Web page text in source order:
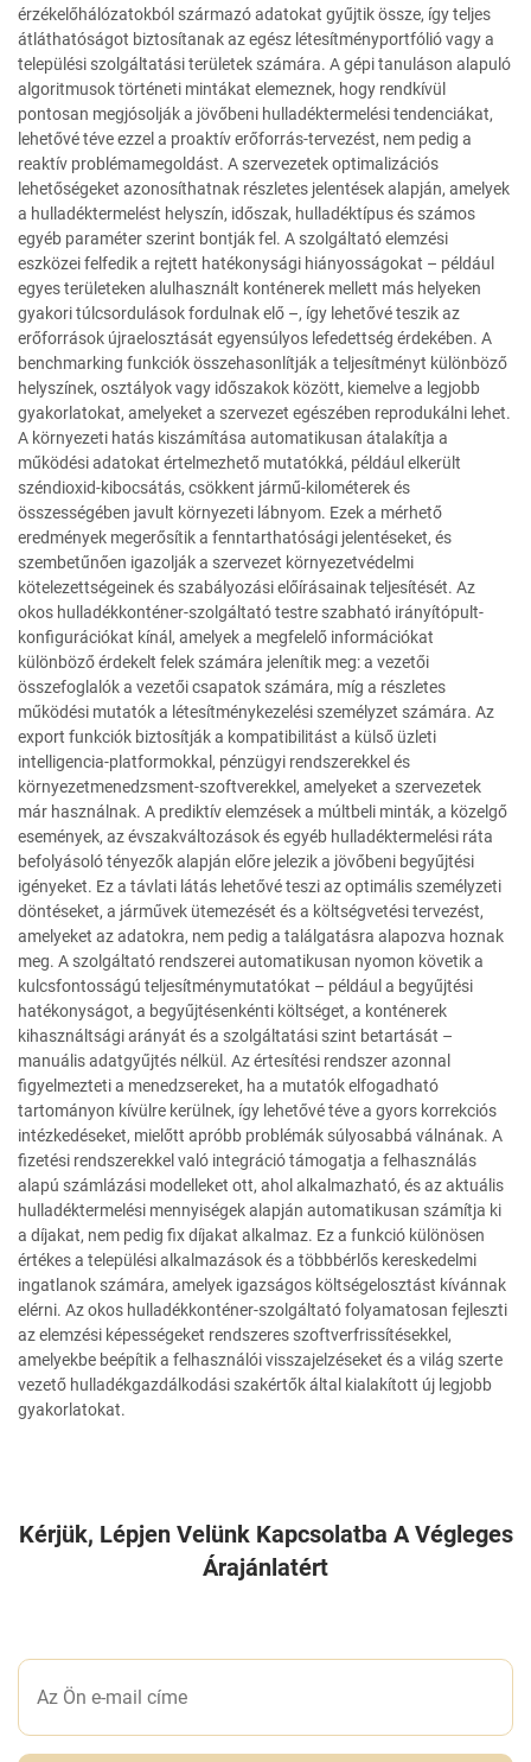
érzékelőhálózatokból származó adatokat gyűjtik össze, így teljes
átláthatóságot biztosítanak az egész létesítményportfólió vagy a
települési szolgáltatási területek számára. A gépi tanuláson alapuló
algoritmusok történeti mintákat elemeznek, hogy rendkívül
pontosan megjósolják a jövőbeni hulladéktermelési tendenciákat,
lehetővé téve ezzel a proaktív erőforrás-tervezést, nem pedig a
reaktív problémamegoldást. A szervezetek optimalizációs
lehetőségeket azonosíthatnak részletes jelentések alapján, amelyek
a hulladéktermelést helyszín, időszak, hulladéktípus és számos
egyéb paraméter szerint bontják fel. A szolgáltató elemzési
eszközei felfedik a rejtett hatékonysági hiányosságokat – például
egyes területeken alulhasznált konténerek mellett más helyeken
gyakori túlcsordulások fordulnak elő –, így lehetővé teszik az
erőforrások újraelosztását egyensúlyos lefedettség érdekében. A
benchmarking funkciók összehasonlítják a teljesítményt különböző
helyszínek, osztályok vagy időszakok között, kiemelve a legjobb
gyakorlatokat, amelyeket a szervezet egészében reprodukálni lehet.
A környezeti hatás kiszámítása automatikusan átalakítja a
működési adatokat értelmezhető mutatókká, például elkerült
széndioxid-kibocsátás, csökkent jármű-kilométerek és
összességében javult környezeti lábnyom. Ezek a mérhető
eredmények megerősítik a fenntarthatósági jelentéseket, és
szembetűnően igazolják a szervezet környezetvédelmi
kötelezettségeinek és szabályozási előírásainak teljesítését. Az
okos hulladékkonténer-szolgáltató testre szabható irányítópult-
konfigurációkat kínál, amelyek a megfelelő információkat
különböző érdekelt felek számára jelenítik meg: a vezetői
összefoglalók a vezetői csapatok számára, míg a részletes
működési mutatók a létesítménykezelési személyzet számára. Az
export funkciók biztosítják a kompatibilitást a külső üzleti
intelligencia-platformokkal, pénzügyi rendszerekkel és
környezetmenedzsment-szoftverekkel, amelyeket a szervezetek
már használnak. A prediktív elemzések a múltbeli minták, a közelgő
események, az évszakváltozások és egyéb hulladéktermelési ráta
befolyásoló tényezők alapján előre jelezik a jövőbeni begyűjtési
igényeket. Ez a távlati látás lehetővé teszi az optimális személyzeti
döntéseket, a járművek ütemezését és a költségvetési tervezést,
amelyeket az adatokra, nem pedig a találgatásra alapozva hoznak
meg. A szolgáltató rendszerei automatikusan nyomon követik a
kulcsfontosságú teljesítménymutatókat – például a begyűjtési
hatékonyságot, a begyűjtésenkénti költséget, a konténerek
kihasználtsági arányát és a szolgáltatási szint betartását –
manuális adatgyűjtés nélkül. Az értesítési rendszer azonnal
figyelmezteti a menedzsereket, ha a mutatók elfogadható
tartományon kívülre kerülnek, így lehetővé téve a gyors korrekciós
intézkedéseket, mielőtt apróbb problémák súlyosabbá válnának. A
fizetési rendszerekkel való integráció támogatja a felhasználás
alapú számlázási modelleket ott, ahol alkalmazható, és az aktuális
hulladéktermelési mennyiségek alapján automatikusan számítja ki
a díjakat, nem pedig fix díjakat alkalmaz. Ez a funkció különösen
értékes a települési alkalmazások és a többbérlős kereskedelmi
ingatlanok számára, amelyek igazságos költségelosztást kívánnak
elérni. Az okos hulladékkonténer-szolgáltató folyamatosan fejleszti
az elemzési képességeket rendszeres szoftverfrissítésekkel,
amelyekbe beépítik a felhasználói visszajelzéseket és a világ szerte
vezető hulladékgazdálkodási szakértők által kialakított új legjobb
gyakorlatokat.
Kérjük, Lépjen Velünk Kapcsolatba A Végleges
Árajánlatért